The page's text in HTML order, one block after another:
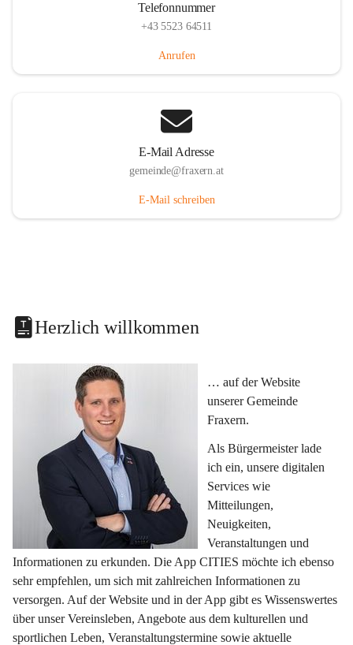
Telefonnummer
+43 5523 64511
Anrufen
E-Mail Adresse
gemeinde@fraxern.at
E-Mail schreiben
Herzlich willkommen
… auf der Website
unserer Gemeinde
Fraxern.
Als Bürgermeister lade
ich ein, unsere digitalen
Services wie
Mitteilungen,
Neuigkeiten,
Veranstaltungen und
Informationen zu erkunden. Die App CITIES möchte ich ebenso
sehr empfehlen, um sich mit zahlreichen Informationen zu
versorgen. Auf der Website und in der App gibt es Wissenswertes
über unser Vereinsleben, Angebote aus dem kulturellen und
sportlichen Leben, Veranstaltungstermine sowie aktuelle